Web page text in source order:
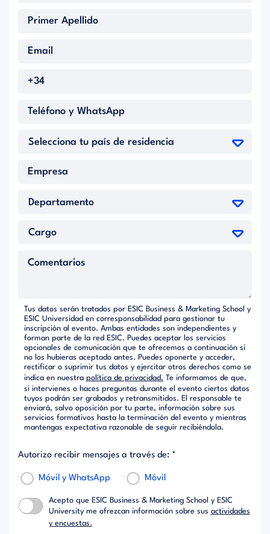
Tus datos serán tratados por ESIC Business & Marketing School y
ESIC Universidad en corresponsabilidad para gestionar tu
inscripción al evento. Ambas entidades son independientes y
forman parte de la red ESIC. Puedes aceptar los servicios
opcionales de comunicación que te ofrecemos a continuación si
no los hubieras aceptado antes. Puedes oponerte y acceder,
rectificar o suprimir tus datos y ejercitar otros derechos como se
indica en nuestra política de privacidad. Te informamos de que,
si intervienes o haces preguntas durante el evento ciertos datos
tuyos podrán ser grabados y retransmitidos. El responsable te
enviará, salvo oposición por tu parte, información sobre sus
servicios formativos hasta la terminación del evento y mientras
mantengas expectativa razonable de seguir recibiéndola.
Autorizo recibir mensajes a través de: *
Móvil y WhatsApp Móvil
Acepto que ESIC Business & Marketing School y ESIC
University me ofrezcan información sobre sus actividades
y encuestas.